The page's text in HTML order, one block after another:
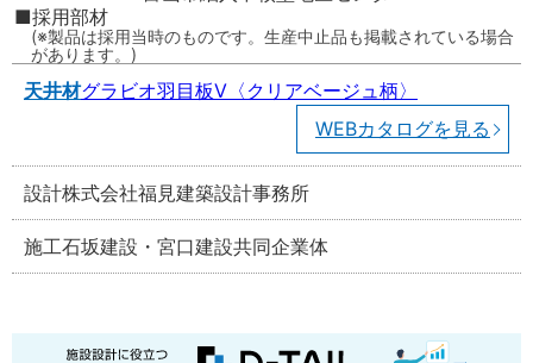
採用部材
製品は採用当時のものです。生産中止品も掲載されている場合
があります。
天井材グラビオ羽目板V〈クリアベージュ柄〉
WEBカタログを見る
設計株式会社福見建築設計事務所
施工石坂建設・宮口建設共同企業体